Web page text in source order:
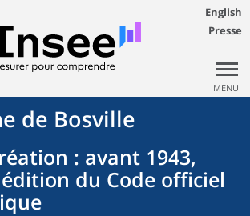
English
Presse
MENU
de Bosville
: avant 1943,
du Code officiel